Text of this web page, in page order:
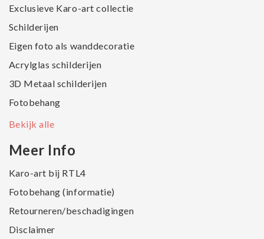
Exclusieve Karo-art collectie
Schilderijen
Eigen foto als wanddecoratie
Acrylglas schilderijen
3D Metaal schilderijen
Fotobehang
Bekijk alle
Meer Info
Karo-art bij RTL4
Fotobehang (informatie)
Retourneren/beschadigingen
Disclaimer